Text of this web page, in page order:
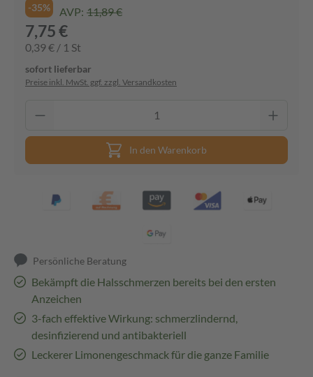
-35% AVP: 11,89 €
7,75 €
0,39 € / 1 St
sofort lieferbar
Preise inkl. MwSt. ggf. zzgl. Versandkosten
In den Warenkorb
Persönliche Beratung
Bekämpft die Halsschmerzen bereits bei den ersten
Anzeichen
3-fach effektive Wirkung: schmerzlindernd,
desinfizierend und antibakteriell
Leckerer Limonengeschmack für die ganze Familie